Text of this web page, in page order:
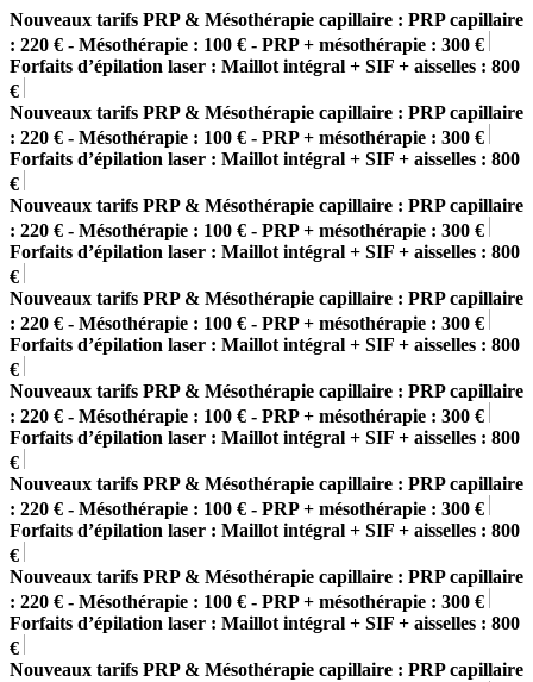
Nouveaux tarifs PRP & Mésothérapie capillaire : PRP capillaire
: 220 € - Mésothérapie : 100 € - PRP + mésothérapie : 300 €
Forfaits d’épilation laser : Maillot intégral + SIF + aisselles : 800
€
Nouveaux tarifs PRP & Mésothérapie capillaire : PRP capillaire
: 220 € - Mésothérapie : 100 € - PRP + mésothérapie : 300 €
Forfaits d’épilation laser : Maillot intégral + SIF + aisselles : 800
€
Nouveaux tarifs PRP & Mésothérapie capillaire : PRP capillaire
: 220 € - Mésothérapie : 100 € - PRP + mésothérapie : 300 €
Forfaits d’épilation laser : Maillot intégral + SIF + aisselles : 800
€
Nouveaux tarifs PRP & Mésothérapie capillaire : PRP capillaire
: 220 € - Mésothérapie : 100 € - PRP + mésothérapie : 300 €
Forfaits d’épilation laser : Maillot intégral + SIF + aisselles : 800
€
Nouveaux tarifs PRP & Mésothérapie capillaire : PRP capillaire
: 220 € - Mésothérapie : 100 € - PRP + mésothérapie : 300 €
Forfaits d’épilation laser : Maillot intégral + SIF + aisselles : 800
€
Nouveaux tarifs PRP & Mésothérapie capillaire : PRP capillaire
: 220 € - Mésothérapie : 100 € - PRP + mésothérapie : 300 €
Forfaits d’épilation laser : Maillot intégral + SIF + aisselles : 800
€
Nouveaux tarifs PRP & Mésothérapie capillaire : PRP capillaire
: 220 € - Mésothérapie : 100 € - PRP + mésothérapie : 300 €
Forfaits d’épilation laser : Maillot intégral + SIF + aisselles : 800
€
Nouveaux tarifs PRP & Mésothérapie capillaire : PRP capillaire